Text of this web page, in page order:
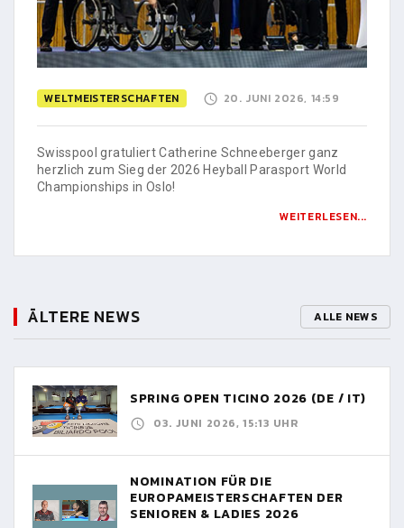
WELTMEISTERSCHAFTEN 20. JUNI 2026, 14:59
Swisspool gratuliert Catherine Schneeberger ganz
herzlich zum Sieg der 2026 Heyball Parasport World
Championships in Oslo!
WEITERLESEN...
ÄLTERE NEWS ALLE NEWS
SPRING OPEN TICINO 2026 (DE / IT)
03. JUNI 2026, 15:13 UHR
NOMINATION FÜR DIE
EUROPAMEISTERSCHAFTEN DER
SENIOREN & LADIES 2026